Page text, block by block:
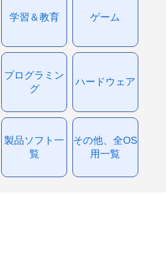
学習＆教育 ゲーム
プログラミン
グ
ハードウェア
製品ソフト一
覧
その他、全OS
用一覧